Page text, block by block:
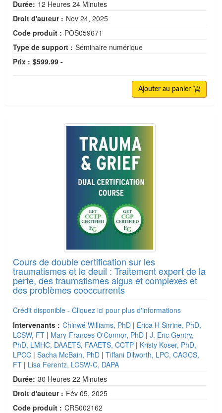
Durée: 12 Heures 24 Minutes
Droit d'auteur : Nov 24, 2025
Code produit : POS059671
Type de support : Séminaire numérique
Prix : $599.99 -
Ajouter au panier
Cours de double certification sur les
traumatismes et le deuil : Traitement expert de la
perte, des traumatismes aigus et complexes et
des problèmes cooccurrents
Crédit disponible - Cliquez ici pour plus d'informations
Intervenants : Chinwé Williams, PhD | Erica H Sirrine, PhD,
LCSW, FT | Mary-Frances O'Connor, PhD | J. Eric Gentry,
PhD, LMHC, DAAETS, FAAETS, CCTP | Kristy Koser, PhD,
LPCC | Sacha McBain, PhD | Tiffani Dilworth, LPC, CAGCS,
FT | Lisa Ferentz, LCSW-C, DAPA
Durée: 30 Heures 22 Minutes
Droit d'auteur : Fév 05, 2025
Code produit : CRS002162